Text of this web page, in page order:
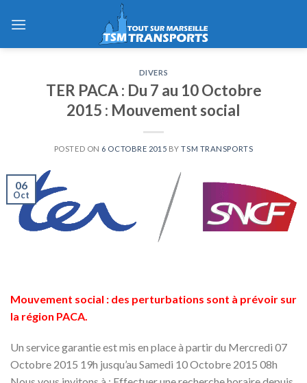
DIVERS
TER PACA : Du 7 au 10 Octobre
2015 : Mouvement social
POSTED ON 6 OCTOBRE 2015 BYTSM TRANSPORTS
06
Oct
Mouvement social : des perturbations sont à prévoir sur
la région PACA.
Un service garantie est mis en place à partir du Mercredi 07
Octobre 2015 19h jusqu’au Samedi 10 Octobre 2015 08h